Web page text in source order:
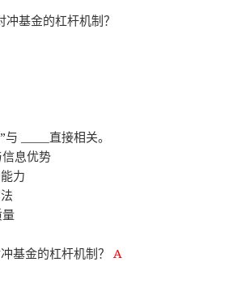
基金的杠杆机制？
_____直接相关。
息优势
力
基金的杠杆机制？A